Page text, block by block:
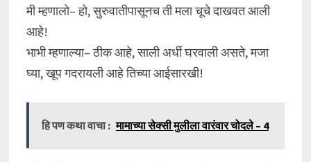
मी म्हणालो– हो, सुरुवातीपासूनच ती मला चूचे दाखवत आली
आहे!
भाभी म्हणाल्या– ठीक आहे, साली अर्धी घरवाली असते, मजा
घ्या, खूप गदरायली आहे तिच्या आईसारखी!
हि पण कथा वाचा : मामाच्या सेक्सी मुलीला वारंवार चोदले – 4